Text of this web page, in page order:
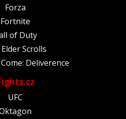
Forza
Fortnite
of Duty
Scrolls
Deliverence
UFC